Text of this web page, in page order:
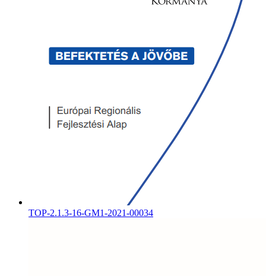
TOP-2.1.3-16-GM1-2021-00034